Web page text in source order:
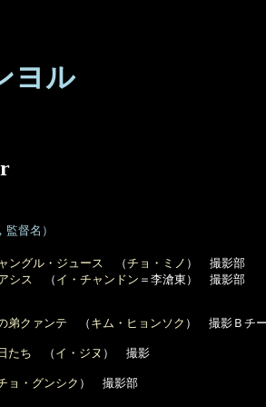
ヨル
督名）
ングル・ジュース （チョ・ミノ ）　撮影部
シス （ イ・チャンドン ＝李滄東）　撮影部
弟クァンテ （ キム・ヒョンソク ）　撮影Ｂチ
たち （ イ・ジヌ ）　撮影
ョ・グンシク ）　撮影部